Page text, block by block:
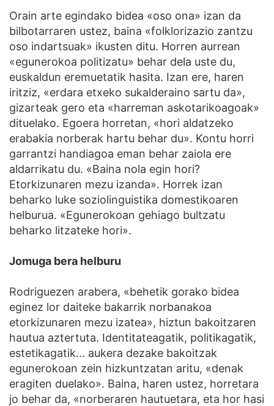
Orain arte egindako bidea «oso ona» izan da
bilbotarraren ustez, baina «folklorizazio zantzu
oso indartsuak» ikusten ditu. Horren aurrean
«egunerokoa politizatu» behar dela uste du,
euskaldun eremuetatik hasita. Izan ere, haren
iritziz, «erdara etxeko sukalderaino sartu da»,
gizarteak gero eta «harreman askotarikoagoak»
dituelako. Egoera horretan, «hori aldatzeko
erabakia norberak hartu behar du». Kontu horri
garrantzi handiagoa eman behar zaiola ere
aldarrikatu du. «Baina nola egin hori?
Etorkizunaren mezu izanda». Horrek izan
beharko luke soziolinguistika domestikoaren
helburua. «Egunerokoan gehiago bultzatu
beharko litzateke hori».
Jomuga bera helburu
Rodriguezen arabera, «behetik gorako bidea
eginez lor daiteke bakarrik norbanakoa
etorkizunaren mezu izatea», hiztun bakoitzaren
hautua aztertuta. Identitateagatik, politikagatik,
estetikagatik... aukera dezake bakoitzak
egunerokoan zein hizkuntzatan aritu, «denak
eragiten duelako». Baina, haren ustez, horretara
jo behar da, «norberaren hautuetara, eta hor hasi